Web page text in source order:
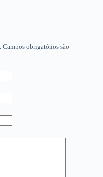
Campos obrigatórios são